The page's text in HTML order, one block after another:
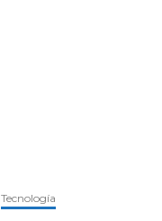
Tecnología